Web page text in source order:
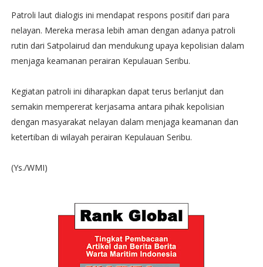
Patroli laut dialogis ini mendapat respons positif dari para
nelayan. Mereka merasa lebih aman dengan adanya patroli
rutin dari Satpolairud dan mendukung upaya kepolisian dalam
menjaga keamanan perairan Kepulauan Seribu.
Kegiatan patroli ini diharapkan dapat terus berlanjut dan
semakin mempererat kerjasama antara pihak kepolisian
dengan masyarakat nelayan dalam menjaga keamanan dan
ketertiban di wilayah perairan Kepulauan Seribu.
(Ys./WMI)